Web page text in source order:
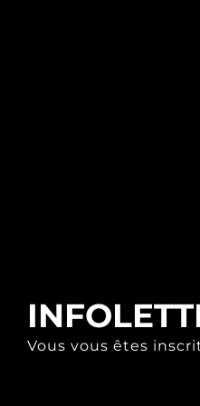
Vous vous êtes